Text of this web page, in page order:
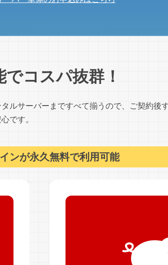
でコスパ抜群！
ルサーバーまですべて揃うので、ご契約後
です。
ンが永久無料で利用可能